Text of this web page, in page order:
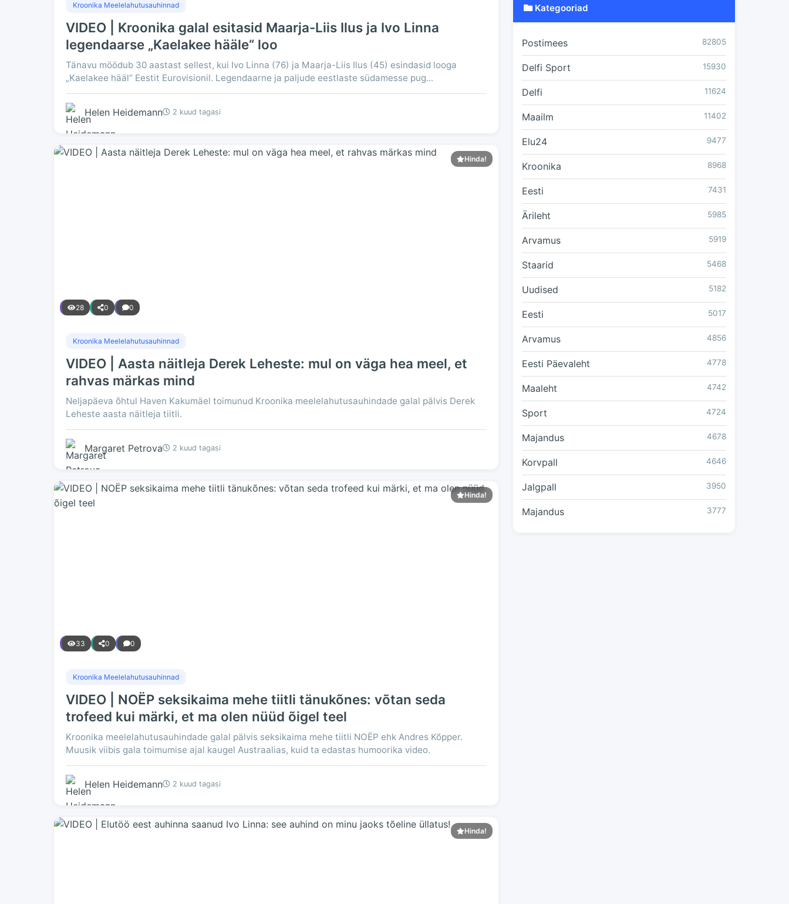
Kroonika Meelelahutusauhinnad
VIDEO | Kroonika galal esitasid Maarja-Liis Ilus ja Ivo Linna
legendaarse „Kaelakee hääle“ loo
Tänavu möödub 30 aastast sellest, kui Ivo Linna (76) ja Maarja-Liis Ilus (45) esindasid looga
„Kaelakee hääl“ Eestit Eurovisionil. Legendaarne ja paljude eestlaste südamesse pug...
Helen Heidemann 2 kuud tagasi
Hinda!
28 0 0
Kroonika Meelelahutusauhinnad
VIDEO | Aasta näitleja Derek Leheste: mul on väga hea meel, et
rahvas märkas mind
Neljapäeva õhtul Haven Kakumäel toimunud Kroonika meelelahutusauhindade galal pälvis Derek
Leheste aasta näitleja tiitli.
Margaret Petrova 2 kuud tagasi
Hinda!
33 0 0
Kroonika Meelelahutusauhinnad
VIDEO | NOËP seksikaima mehe tiitli tänukõnes: võtan seda
trofeed kui märki, et ma olen nüüd õigel teel
Kroonika meelelahutusauhindade galal pälvis seksikaima mehe tiitli NOËP ehk Andres Kõpper.
Muusik viibis gala toimumise ajal kaugel Austraalias, kuid ta edastas humoorika video.
Helen Heidemann 2 kuud tagasi
Hinda!
Kategooriad
Postimees 82805
Delfi Sport 15930
Delfi 11624
Maailm 11402
Elu24 9477
Kroonika 8968
Eesti 7431
Ärileht 5985
Arvamus 5919
Staarid 5468
Uudised 5182
Eesti 5017
Arvamus 4856
Eesti Päevaleht 4778
Maaleht 4742
Sport 4724
Majandus 4678
Korvpall 4646
Jalgpall 3950
Majandus 3777